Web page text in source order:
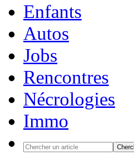
Enfants
Autos
Jobs
Rencontres
Nécrologies
Immo